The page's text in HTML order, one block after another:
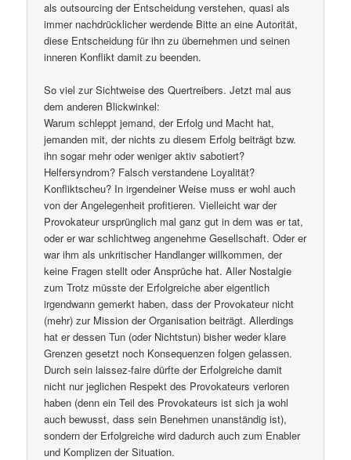
als outsourcing der Entscheidung verstehen, quasi als
immer nachdrücklicher werdende Bitte an eine Autorität,
diese Entscheidung für ihn zu übernehmen und seinen
inneren Konflikt damit zu beenden.
So viel zur Sichtweise des Quertreibers. Jetzt mal aus
dem anderen Blickwinkel:
Warum schleppt jemand, der Erfolg und Macht hat,
jemanden mit, der nichts zu diesem Erfolg beiträgt bzw.
ihn sogar mehr oder weniger aktiv sabotiert?
Helfersyndrom? Falsch verstandene Loyalität?
Konfliktscheu? In irgendeiner Weise muss er wohl auch
von der Angelegenheit profitieren. Vielleicht war der
Provokateur ursprünglich mal ganz gut in dem was er tat,
oder er war schlichtweg angenehme Gesellschaft. Oder er
war ihm als unkritischer Handlanger willkommen, der
keine Fragen stellt oder Ansprüche hat. Aller Nostalgie
zum Trotz müsste der Erfolgreiche aber eigentlich
irgendwann gemerkt haben, dass der Provokateur nicht
(mehr) zur Mission der Organisation beiträgt. Allerdings
hat er dessen Tun (oder Nichtstun) bisher weder klare
Grenzen gesetzt noch Konsequenzen folgen gelassen.
Durch sein laissez-faire dürfte der Erfolgreiche damit
nicht nur jeglichen Respekt des Provokateurs verloren
haben (denn ein Teil des Provokateurs ist sich ja wohl
auch bewusst, dass sein Benehmen unanständig ist),
sondern der Erfolgreiche wird dadurch auch zum Enabler
und Komplizen der Situation.